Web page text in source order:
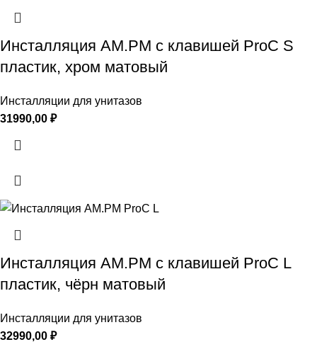
Инсталляция AM.PM с клавишей ProC S
пластик, хром матовый
Инсталляции для унитазов
31990,00 ₽
Инсталляция AM.PM с клавишей ProC L
пластик, чёрн матовый
Инсталляции для унитазов
32990,00 ₽